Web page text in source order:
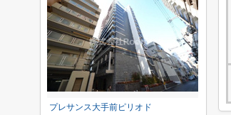
プレサンス大手前ピリオド